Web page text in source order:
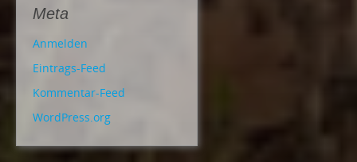
Meta
Anmelden
Eintrags-Feed
Kommentar-Feed
WordPress.org